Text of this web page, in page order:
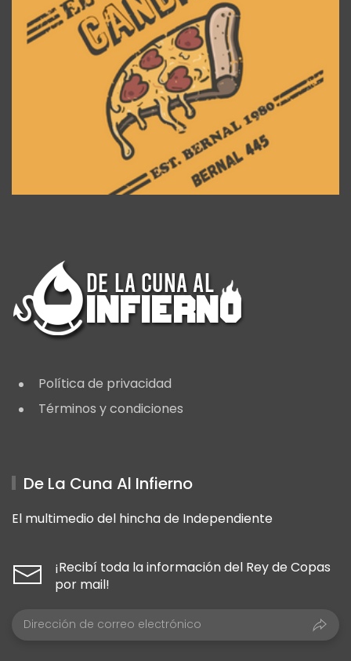
Política de privacidad
Términos y condiciones
De La Cuna Al Infierno
El multimedio del hincha de Independiente
¡Recibí toda la información del Rey de Copas
por mail!